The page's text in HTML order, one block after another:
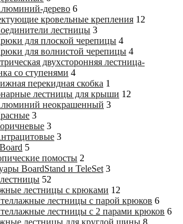
дерево 6
кровельные крепления 12
лестницы 3
для плоской черепицы 4
для волнистой черепицы 4
двухсторонняя лестница-
со ступенями 4
перекидная скобка 1
лестницы для крыши 12
неокрашенный 3
3
3
3
5
помосты 2
BoardStand и TeleSet 3
52
лестницы с крюками 12
лестницы с парой крюков 6
лестницы c 2 парами крюков 6
лестницы для круглой шины 8